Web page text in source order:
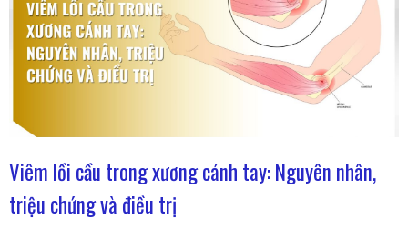
Viêm lồi cầu trong xương cánh tay: Nguyên nhân,
triệu chứng và điều trị